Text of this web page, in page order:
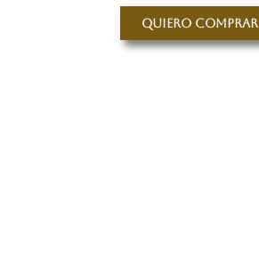
Quiero comprar